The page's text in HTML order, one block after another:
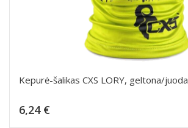
Kepurė-šalikas CXS LORY, geltona/juoda
6,24 €